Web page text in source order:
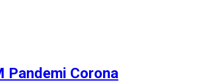
Pandemi Corona